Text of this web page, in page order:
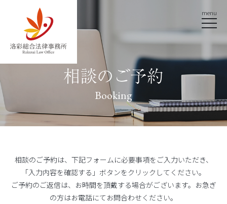
menu
相談のご予約
Booking
相談のご予約は、下記フォームに必要事項をご入力いただき、
「入力内容を確認する」ボタンをクリックしてください。
ご予約のご返信は、お時間を頂戴する場合がございます。お急ぎ
の方はお電話にてお問合わせください。